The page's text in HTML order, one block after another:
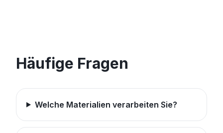
Häufige Fragen
Welche Materialien verarbeiten Sie?